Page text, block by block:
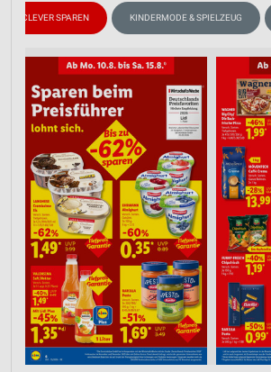
CLEVER SPAREN KINDERMODE & SPIELZEUG